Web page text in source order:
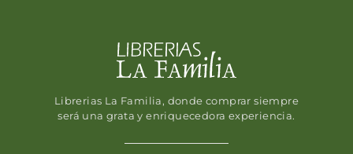
Librerias La Familia, donde comprar siempre
será una grata y enriquecedora experiencia.